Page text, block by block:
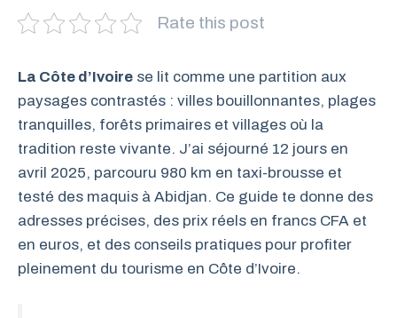
Rate this post
La Côte d’Ivoire se lit comme une partition aux
paysages contrastés : villes bouillonnantes, plages
tranquilles, forêts primaires et villages où la
tradition reste vivante. J’ai séjourné 12 jours en
avril 2025, parcouru 980 km en taxi-brousse et
testé des maquis à Abidjan. Ce guide te donne des
adresses précises, des prix réels en francs CFA et
en euros, et des conseils pratiques pour profiter
pleinement du tourisme en Côte d’Ivoire.